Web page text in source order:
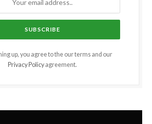
up, you agree to the our terms and our
Privacy Policy agreement.